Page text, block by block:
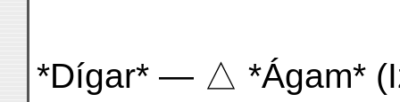
*Dígar* — △ *Ágam*